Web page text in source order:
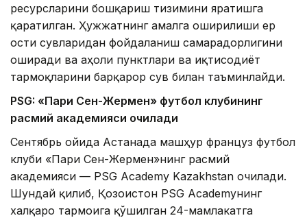
ресурсларини бошқариш тизимини яратишга
қаратилган. Ҳужжатнинг амалга оширилиши ер
ости сувларидан фойдаланиш самарадорлигини
оширади ва аҳоли пунктлари ва иқтисодиёт
тармоқларини барқарор сув билан таъминлайди.
PSG: «Пари Сен-Жермен» футбол клубининг
расмий академияси очилади
Сентябрь ойида Астанада машҳур француз футбол
клуби «Пари Сен-Жермен»нинг расмий
академияси — PSG Academy Kazakhstan очилади.
Шундай қилиб, Қозоғистон PSG Academyнинг
халқаро тармоғига қўшилган 24-мамлакатга